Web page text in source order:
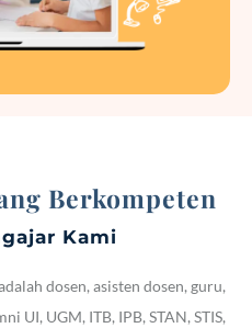
Berkompeten
Kami
dosen, asisten dosen, guru,
UI, UGM, ITB, IPB, STAN, STIS,